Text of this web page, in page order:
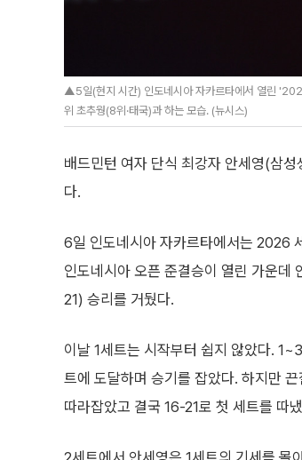
▲5일(현지 시간) 인도네시아 자카르타에서 열린
위 초추웡(8위·태국)과 하는 모습. (뉴시스)
배드민턴 여자 단식 최강자 안세영(삼
다.
6일 인도네시아 자카르타에서는 2026
인도네시아 오픈 준결승이 열린 가운
21) 승리를 거뒀다.
이날 1세트는 시작부터 쉽지 않았다.
트에 도달하며 승기를 잡았다. 하지만
따라잡았고 결국 16-21로 첫 세트를 따